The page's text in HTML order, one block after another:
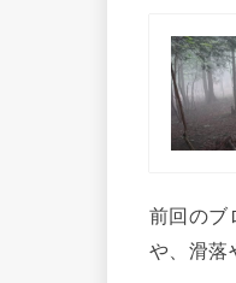
前回のブ
や、滑落